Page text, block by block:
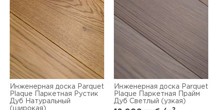
Инженерная доска Parquet
Plaque Паркетная Рустик
Дуб Натуральный
(широкая)
Инженерная доска Parquet
Plaque Паркетная Прайм
Дуб Светлый (узкая)